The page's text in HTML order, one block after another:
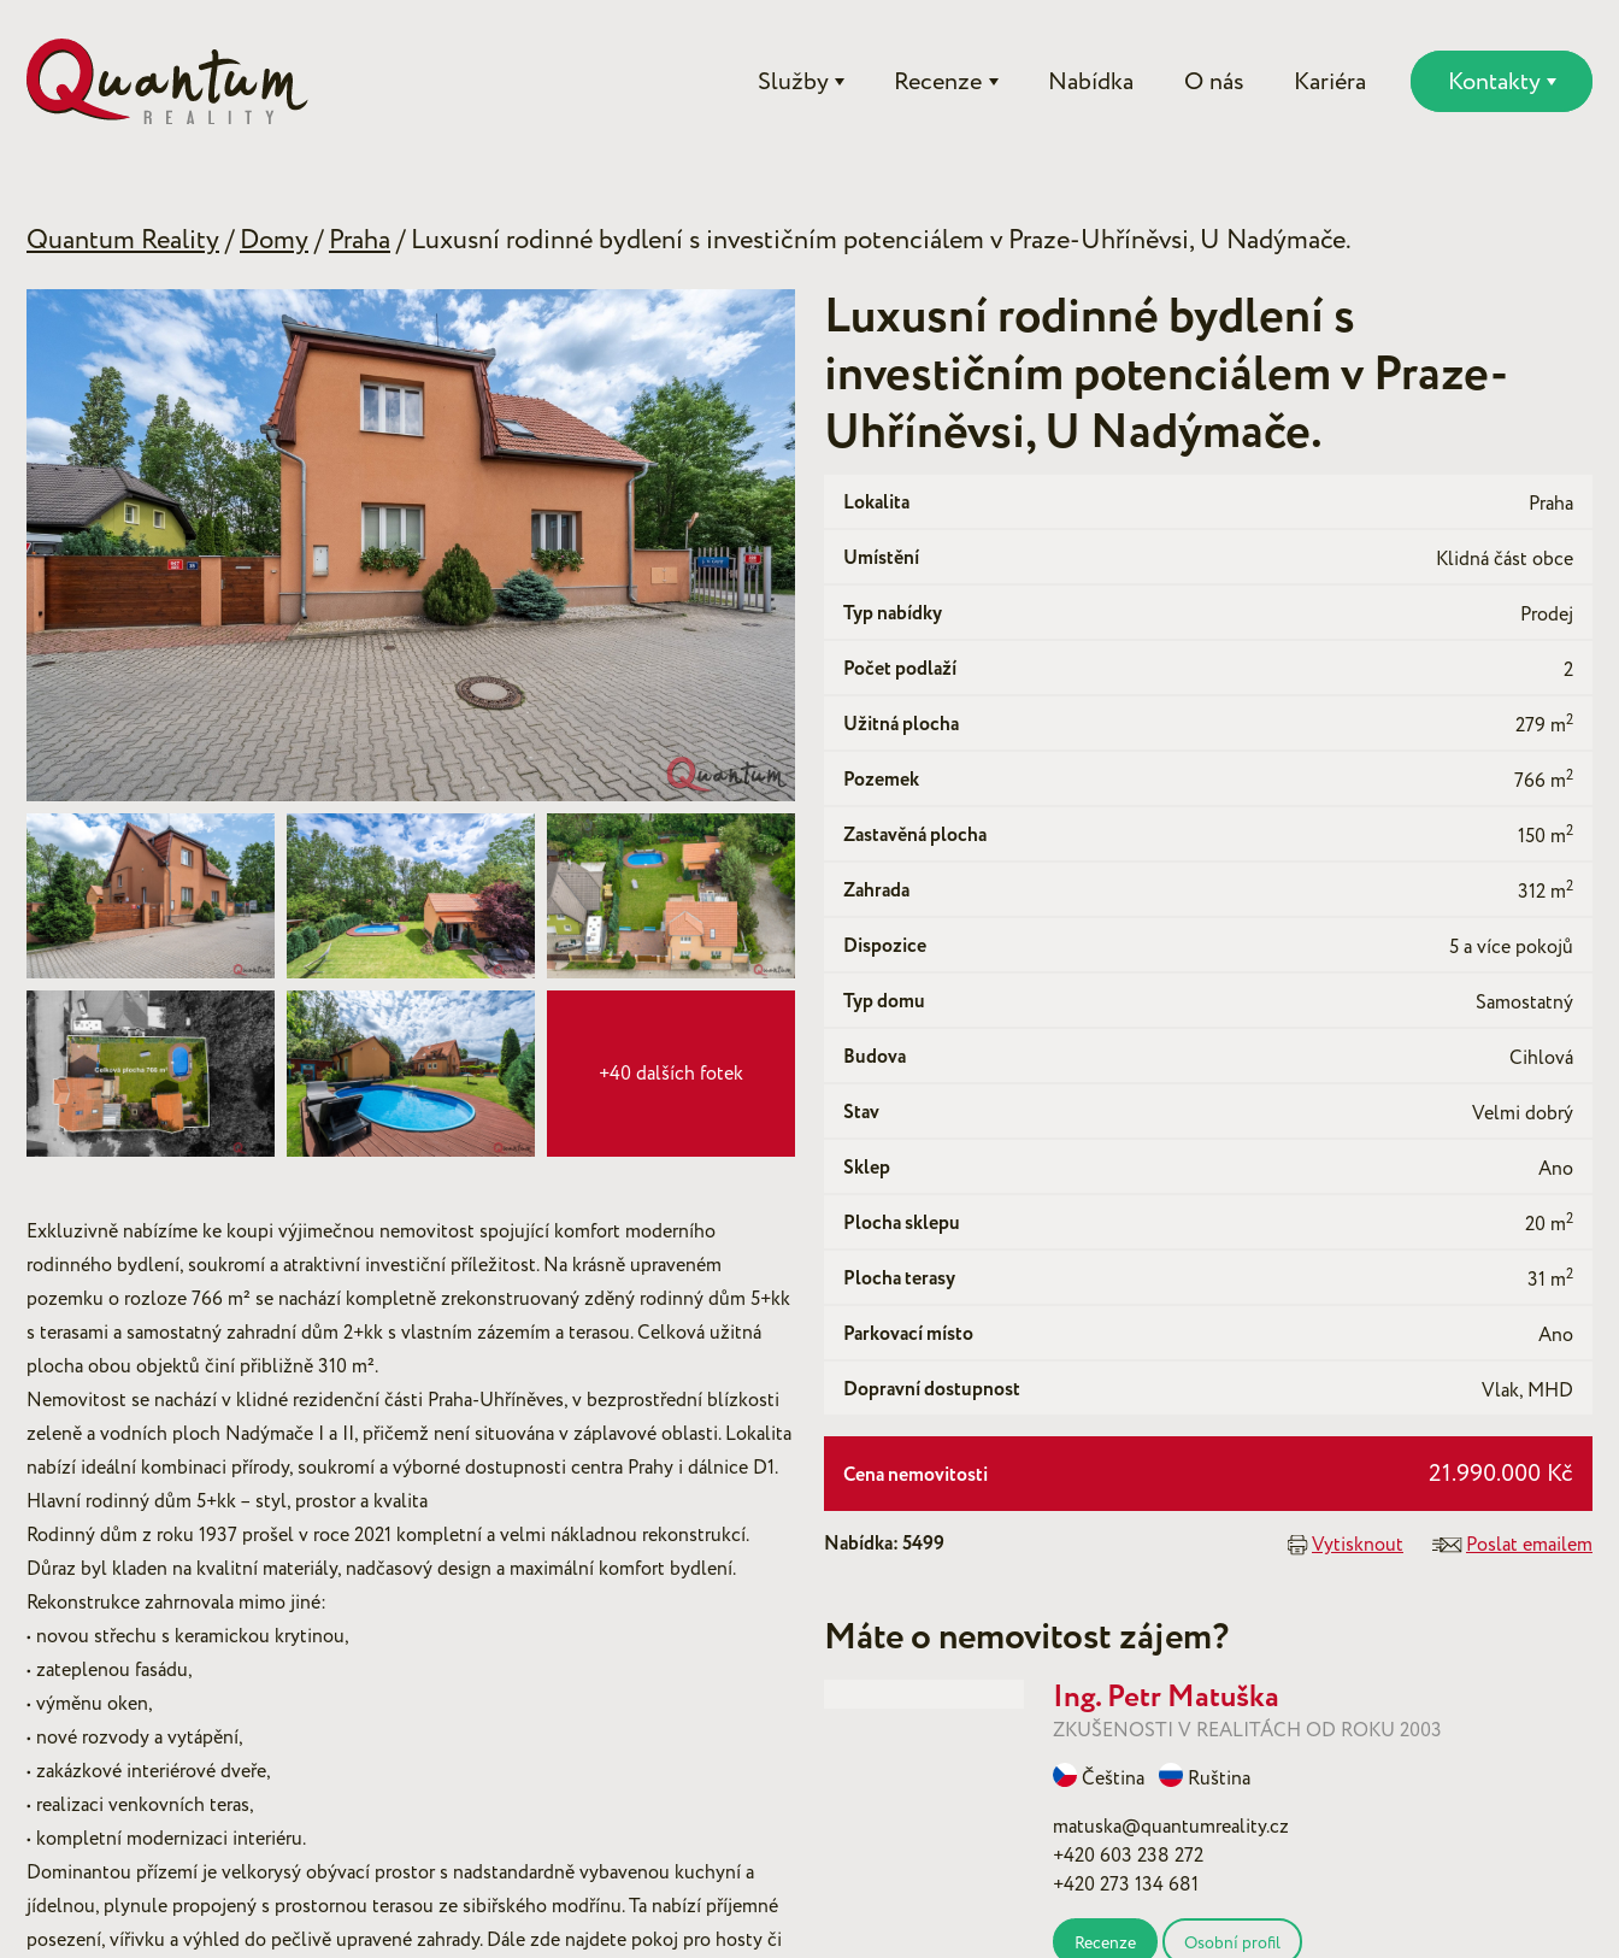
Služby Recenze Nabídka O nás Kariéra Kontakty
Quantum Reality/Domy/Praha/ Luxusní rodinné bydlení s investičním potenciálem v Praze-Uhříněvsi, U Nadýmače.
+40 dalších fotek
Exkluzivně nabízíme ke koupi výjimečnou nemovitost spojující komfort moderního
rodinného bydlení, soukromí a atraktivní investiční příležitost. Na krásně upraveném
pozemku o rozloze 766 m² se nachází kompletně zrekonstruovaný zděný rodinný dům 5+kk
s terasami a samostatný zahradní dům 2+kk s vlastním zázemím a terasou. Celková užitná
plocha obou objektů činí přibližně 310 m².
Nemovitost se nachází v klidné rezidenční části Praha-Uhříněves, v bezprostřední blízkosti
zeleně a vodních ploch Nadýmače I a II, přičemž není situována v záplavové oblasti. Lokalita
nabízí ideální kombinaci přírody, soukromí a výborné dostupnosti centra Prahy i dálnice D1.
Hlavní rodinný dům 5+kk – styl, prostor a kvalita
Rodinný dům z roku 1937 prošel v roce 2021 kompletní a velmi nákladnou rekonstrukcí.
Důraz byl kladen na kvalitní materiály, nadčasový design a maximální komfort bydlení.
Rekonstrukce zahrnovala mimo jiné:
• novou střechu s keramickou krytinou,
• zateplenou fasádu,
• výměnu oken,
• nové rozvody a vytápění,
• zakázkové interiérové dveře,
• realizaci venkovních teras,
• kompletní modernizaci interiéru.
Dominantou přízemí je velkorysý obývací prostor s nadstandardně vybavenou kuchyní a
jídelnou, plynule propojený s prostornou terasou ze sibiřského modřínu. Ta nabízí příjemné
posezení, vířivku a výhled do pečlivě upravené zahrady. Dále zde najdete pokoj pro hosty či
Luxusní rodinné bydlení s
investičním potenciálem v Praze-
Uhříněvsi, U Nadýmače.
Lokalita Praha
Umístění Klidná část obce
Typ nabídky Prodej
Počet podlaží 2
Užitná plocha 279 m2
Pozemek 766 m2
Zastavěná plocha 150 m2
Zahrada 312 m2
Dispozice 5 a více pokojů
Typ domu Samostatný
Budova Cihlová
Stav Velmi dobrý
Sklep Ano
Plocha sklepu 20 m2
Plocha terasy 31 m2
Parkovací místo Ano
Dopravní dostupnost Vlak, MHD
Cena nemovitosti 21.990.000 Kč
Nabídka: 5499 Vytisknout Poslat emailem
Máte o nemovitost zájem?
Ing. Petr Matuška
ZKUŠENOSTI V REALITÁCH OD ROKU 2003
Čeština
Ruština
matuska@quantumreality.cz
+420 603 238 272
+420 273 134 681
Recenze Osobní profil